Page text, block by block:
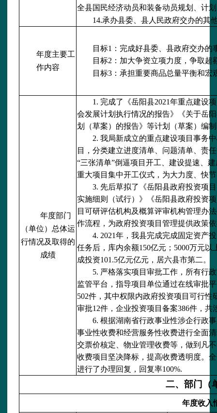
全县国民经济动员和装备动员规划、计
14.承办县委、县人民政府交办的其
年度主要工
作内容
目标1：完成好县委、县政府交办的
目标2：加大争资立项力度，争取超
目标3：承担重要商品总量平衡和宏
年度部门
（单位）总体运
行情况及取得的
成绩
1. 完成了《岳阳县2021年重点建设
会发展计划执行情况的报告》《关于岳
划（草案）的报告》等计划（草案）编
2. 我局新成立的重点建设项目事务
目，分类建立进度清单、问题清单、责
“三张清单”倒逼项目开工、建设提速、
重大项目集中开工仪式，为大力度、快
3. 先后草拟了《岳阳县政府投资项
实施细则（试行）》《岳阳县政府投资
目可研评估机构及概算评审机构管理办
作流程，为政府投资项目管理提供政策
4. 2021年，我县完成完成固定资产
任务后，库内余额150亿元；5000万元
成投资101.5亿元亿元，居六县市第二。
5. 严格落实项目审批工作，所有行
监管平台，指导项目单位通过在线审批
502件，其中权限内政府投资项目可行
审批12件，企业投资项目备案386件，
6. 根据湖南省行政事业性涉企行政
事业性收费和经营服务性收费进行全面
交票价核定、物业管理收费等，做到凡
收费项目坚决降标，提高收费透明度。
进行了办理回复，回复率100%.
二、部门（
年度收入